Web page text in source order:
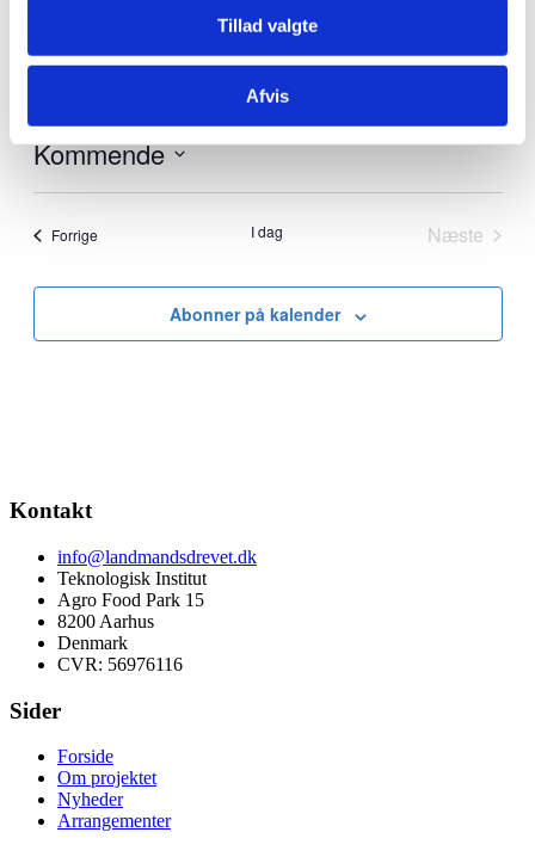
Tillad valgte
Afvis
Begivenheder på dette sted
Kommende
ForrigeBegivenheder I dag
Næste
Abonner på kalender
Kontakt
info@landmandsdrevet.dk
Teknologisk Institut
Agro Food Park 15
8200 Aarhus
Denmark
CVR: 56976116
Sider
Forside
Om projektet
Nyheder
Arrangementer